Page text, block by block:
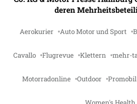
deren
Aerokurier Auto Motor und Sport
Cavallo Flugrevue Klettern mehr-
Motorradonline Outdoor Promobil